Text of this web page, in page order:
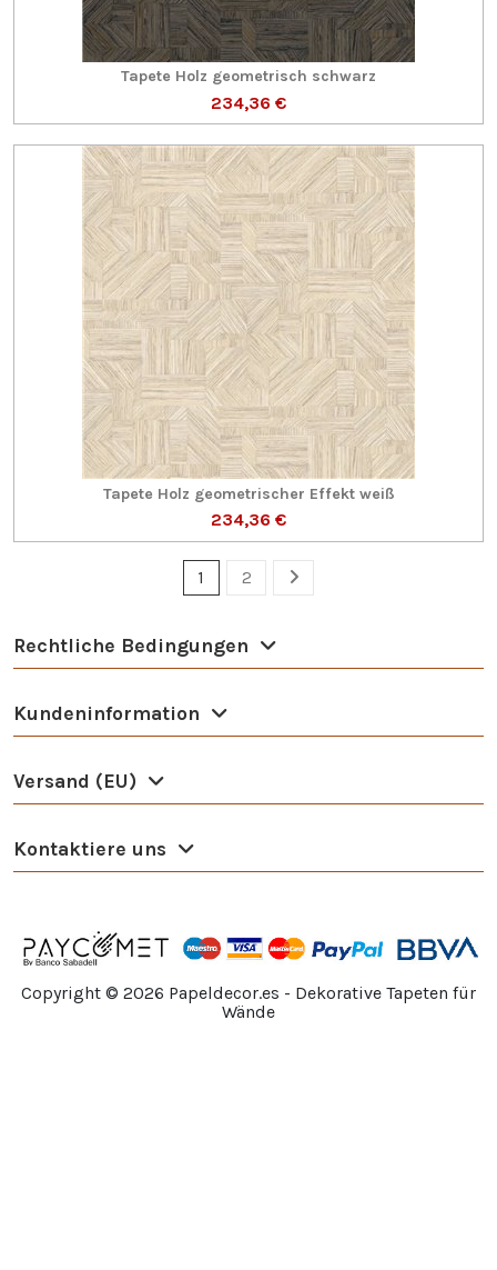
Tapete Holz geometrisch schwarz
234,36 €
Tapete Holz geometrischer Effekt weiß
234,36 €
1 2
Rechtliche Bedingungen
Kundeninformation
Versand (EU)
Kontaktiere uns
Copyright © 2026 Papeldecor.es - Dekorative Tapeten für
Wände